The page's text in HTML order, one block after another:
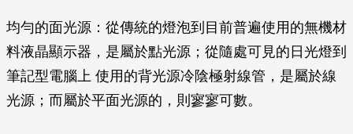
均勻的面光源 ：從傳統的燈泡到目前普遍使用的無機材
料液晶顯示器，是屬於點光源；從隨處可見的日光燈到
筆記型電腦上 使用的背光源冷陰極射線管，是屬於線
光源；而屬於平面光源的，則寥寥可數。